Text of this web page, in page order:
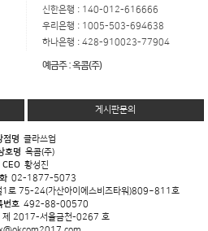
신한은행 : 140-012-616666
우리은행 : 1005-503-694638
하나은행 : 428-910023-77904
예금주 : 옥콤(주)
게시판문의
점명 클라쓰업
호명 옥콤(주)
CEO 황성진
02-1877-5073
1로 75-24(가산아이에스비즈타워)809~811호
번호 492-88-00570
제 2017-서울금천-0267 호